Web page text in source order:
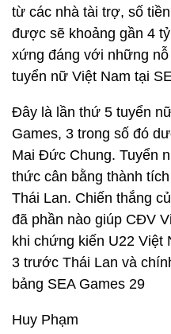
từ các nhà tài trợ, số
được sẽ khoảng gần 4
xứng đáng với những
tuyển nữ Việt Nam tại
Đây là lần thứ 5 tuyển
Games, 3 trong số đó
Mai Đức Chung. Tuyển
thức cân bằng thành
Thái Lan. Chiến thắng
đã phần nào giúp CĐV
khi chứng kiến U22 Việt
3 trước Thái Lan và
bảng SEA Games 29
Huy Phạm